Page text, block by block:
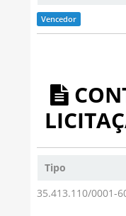
Vencedor
Tipo
35.413.110/0001-